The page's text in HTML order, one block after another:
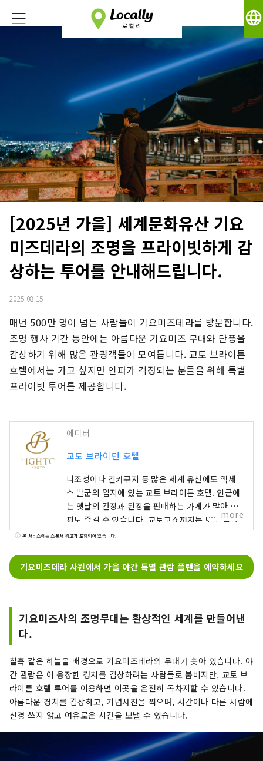
language
[2025년 가을] 세계문화유산 기요
미즈데라의 조명을 프라이빗하게 감
상하는 투어를 안내해드립니다.
2025.08.15
매년 500만 명이 넘는 사람들이 기요미즈데라를 방문합니다.
조명 행사 기간 동안에는 아름다운 기요미즈 무대와 단풍을
감상하기 위해 많은 관광객들이 모여듭니다. 교토 브라이튼
호텔에서는 가고 싶지만 인파가 걱정되는 분들을 위해 특별
프라이빗 투어를 제공합니다.
에디터
교토 브라이턴 호텔
니조성이나 긴카쿠지 등 많은 세계 유산에도 액세
스 발군의 입지에 있는 교토 브라이튼 호텔. 인근에
는 옛날의 간장과 된장을 판매하는 가게가 많아 쇼
핑도 즐길 수 있습니다. 교토고쇼까지는 도보 약 5
분, 아침 워킹이나 러닝 코스에도 추천합니다. 또,
나 식사처, 전통 공예의 체험 등에 대해서도 부담없
이 상담할 수 있습니다. 벚꽃이나 단풍의 시즌에는
게 편안한 소파도 완비되어 있습니다. 서양식・철
앞에서 구워내는 카운터 스타일의 철판구이가 인
기. 음식과 교토 같은 체험 등 교토의 모든 것을 어
레인지 할 수있는 호텔입니다.
more
본 서비스에는 스폰서 광고가 포함되어 있습니다.
기요미즈데라 사원에서 가을 야간 특별 관람 플랜을 예약하세요
기요미즈사의 조명무대는 환상적인 세계를 만들어낸
다.
칠흑 같은 하늘을 배경으로 기요미즈데라의 무대가 솟아 있습니다. 야
간 관람은 이 웅장한 경치를 감상하려는 사람들로 붐비지만, 교토 브
라이튼 호텔 투어를 이용하면 이곳을 온전히 독차지할 수 있습니다.
아름다운 경치를 감상하고, 기념사진을 찍으며, 시간이나 다른 사람에
신경 쓰지 않고 여유로운 시간을 보낼 수 있습니다.